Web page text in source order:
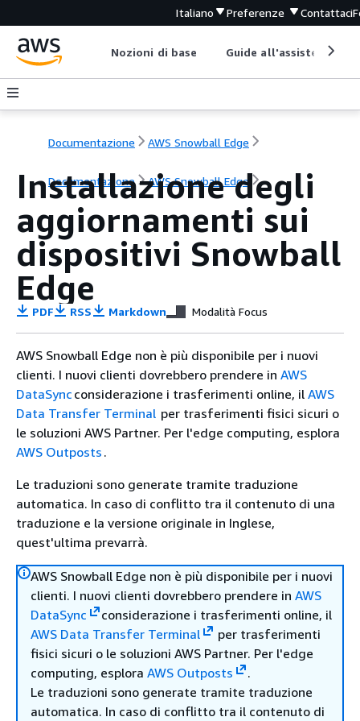
Italiano Preferenze Contattaci
Nozioni di base Guide all'assistenza
Documentazione AWS Snowball Edge
Documentazione AWS Snowball Edge
Installazione degli
aggiornamenti sui
dispositivi Snowball
Edge
PDF RSS Markdown Modalità Focus
AWS Snowball Edge non è più disponibile per i nuovi
clienti. I nuovi clienti dovrebbero prendere in AWS
DataSync considerazione i trasferimenti online, il AWS
Data Transfer Terminal per trasferimenti fisici sicuri o
le soluzioni AWS Partner. Per l'edge computing, esplora
AWS Outposts .
Le traduzioni sono generate tramite traduzione
automatica. In caso di conflitto tra il contenuto di una
traduzione e la versione originale in Inglese,
quest'ultima prevarrà.
AWS Snowball Edge non è più disponibile per i nuovi
clienti. I nuovi clienti dovrebbero prendere in AWS
DataSync
considerazione i trasferimenti online, il
AWS Data Transfer Terminal
per trasferimenti
fisici sicuri o le soluzioni AWS Partner. Per l'edge
computing, esplora AWS Outposts
.
Le traduzioni sono generate tramite traduzione
automatica. In caso di conflitto tra il contenuto di